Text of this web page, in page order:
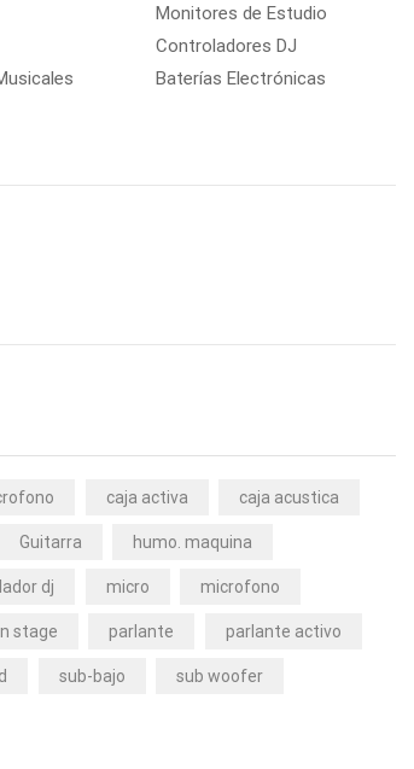
Monitores de Estudio
Controladores DJ
Baterías Electrónicas
caja activa caja acustica
Guitarra humo. maquina
dj micro microfono
stage parlante parlante activo
sub-bajo sub woofer